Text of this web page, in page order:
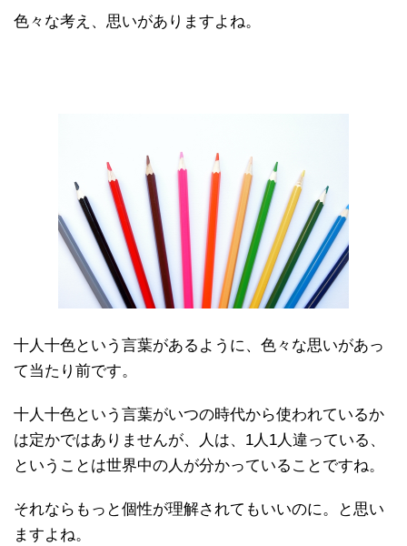
色々な考え、思いがありますよね。
十人十色という言葉があるように、色々な思いがあっ
て当たり前です。
十人十色という言葉がいつの時代から使われているか
は定かではありませんが、人は、1人1人違っている、
ということは世界中の人が分かっていることですね。
それならもっと個性が理解されてもいいのに。と思い
ますよね。